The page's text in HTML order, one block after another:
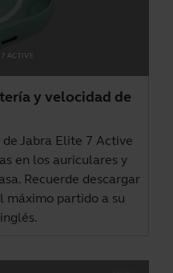
y velocidad de
Jabra Elite 7 Active
en los auriculares y
Recuerde descargar
máximo partido a su